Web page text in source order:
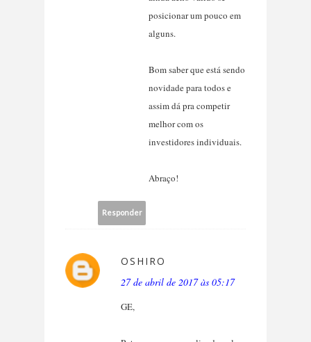
posicionar um pouco em
alguns.
Bom saber que está sendo
novidade para todos e
assim dá pra competir
melhor com os
investidores individuais.
Abraço!
Responder
OSHIRO
27 de abril de 2017 às 05:17
GE,